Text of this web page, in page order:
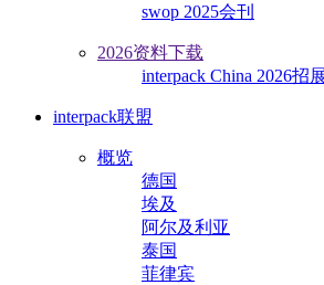
swop 2025会刊
2026资料下载
interpack China 2026招
interpack联盟
概览
德国
埃及
阿尔及利亚
泰国
菲律宾